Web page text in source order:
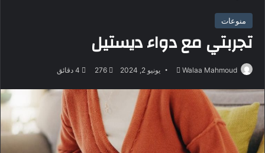
منوعات
تجربتي مع دواء ديستيل
Walaa Mahmoud
س
ل
ب
يونيو 2, 2024 276